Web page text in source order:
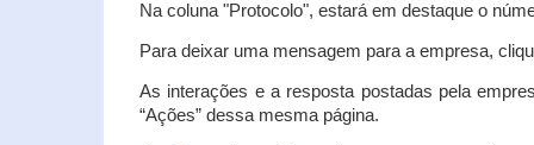
Na coluna "Protocolo", estará em destaque o
Para deixar uma mensagem para a empresa,
As interações e a resposta postadas pela
“Ações” dessa mesma página.